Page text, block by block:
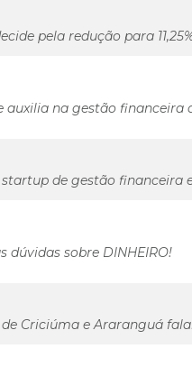
pela redução para
auxilia na gestão financeira
startup de gestão financeira
dúvidas sobre DINHEIRO!
de Criciúma e Araranguá